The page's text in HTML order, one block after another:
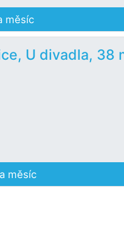
měsíc
U divadla, 38
měsíc